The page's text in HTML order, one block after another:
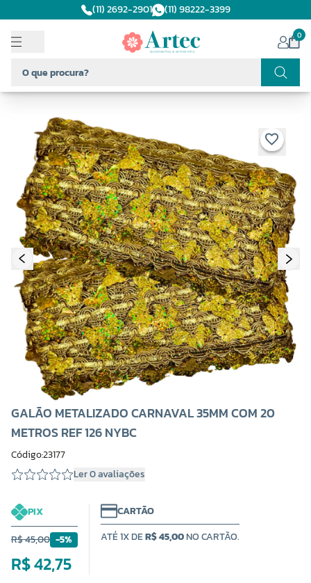
(11) 2692-2901 (11) 98222-3399
0
GALÃO METALIZADO CARNAVAL 35MM COM 20
METROS REF 126 NYBC
Código:23177
Ler 0 avaliações
PIX
R$ 45,00 -5%
R$ 42,75
CARTÃO
ATÉ 1X DER$ 45,00NO CARTÃO.